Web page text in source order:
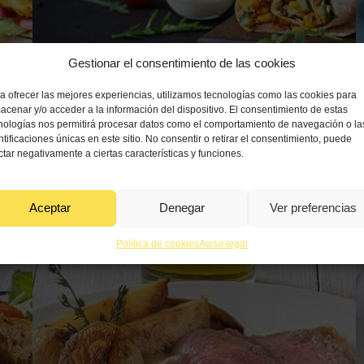
Gestionar el consentimiento de las cookies
ofrecer las mejores experiencias, utilizamos tecnologías como las cookies para
y/o acceder a la información del dispositivo. El consentimiento de estas
nos permitirá procesar datos como el comportamiento de navegación o
únicas en este sitio. No consentir o retirar el consentimiento, puede
negativamente a ciertas características y funciones.
Aceptar Denegar Ver preferencias
Política de cookiesAviso legal
receta
Receta de burritos de carne con aceite de oliva
Ver receta